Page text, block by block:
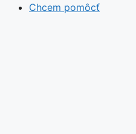
Chcem pomôcť